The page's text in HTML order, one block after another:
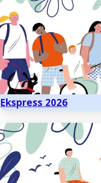
Ekspress 2026